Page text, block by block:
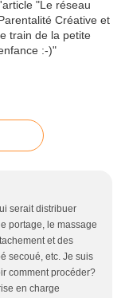
serait distribuer
portage, le massage
et des
secoué, etc. Je suis
comment procéder?
en charge